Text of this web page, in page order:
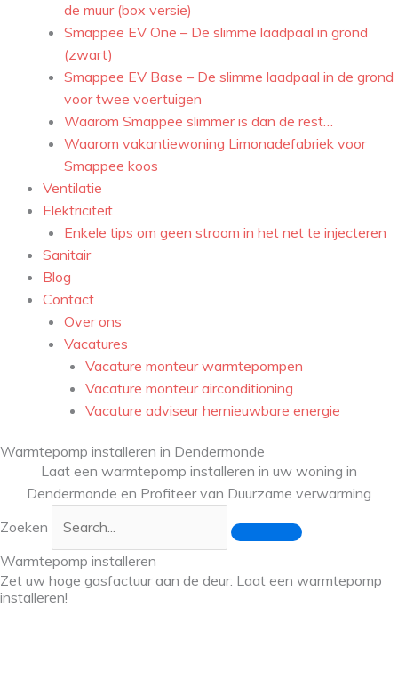
de muur (box versie)
Smappee EV One – De slimme laadpaal in grond
(zwart)
Smappee EV Base – De slimme laadpaal in de grond
voor twee voertuigen
Waarom Smappee slimmer is dan de rest…
Waarom vakantiewoning Limonadefabriek voor
Smappee koos
Ventilatie
Elektriciteit
Enkele tips om geen stroom in het net te injecteren
Sanitair
Blog
Contact
Over ons
Vacatures
Vacature monteur warmtepompen
Vacature monteur airconditioning
Vacature adviseur hernieuwbare energie
Warmtepomp installeren in Dendermonde
Laat een warmtepomp installeren in uw woning in
Dendermonde en Profiteer van Duurzame verwarming
Zoeken
Warmtepomp installeren
Zet uw hoge gasfactuur aan de deur: Laat een warmtepomp
installeren!